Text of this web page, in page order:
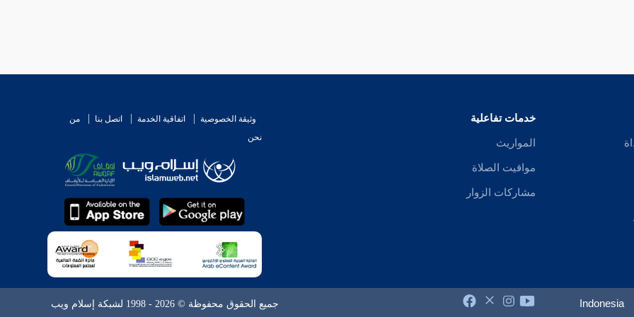
خدمات تفاعلية
المواريث
مواقيت الصلاة
مشاركات الزوار
وثيقة الخصوصية اتفاقية الخدمة اتصل بنا
من
نحن
Indonesia جميع الحقوق محفوظة © 2026 - 1998 لشبكة إسلام ويب